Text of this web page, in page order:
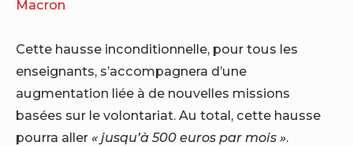
Macron
Cette hausse inconditionnelle, pour tous les
enseignants, s’accompagnera d’une
augmentation liée à de nouvelles missions
basées sur le volontariat. Au total, cette hausse
pourra aller « jusqu’à 500 euros par mois ».